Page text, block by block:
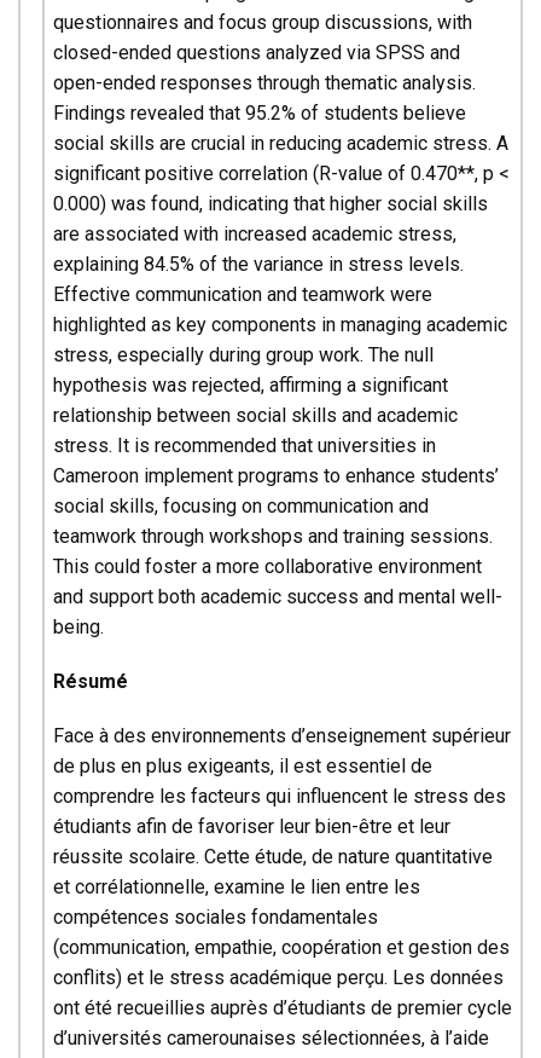
questionnaires and focus group discussions, with
closed-ended questions analyzed via SPSS and
open-ended responses through thematic analysis.
Findings revealed that 95.2% of students believe
social skills are crucial in reducing academic stress. A
significant positive correlation (R-value of 0.470**, p <
0.000) was found, indicating that higher social skills
are associated with increased academic stress,
explaining 84.5% of the variance in stress levels.
Effective communication and teamwork were
highlighted as key components in managing academic
stress, especially during group work. The null
hypothesis was rejected, affirming a significant
relationship between social skills and academic
stress. It is recommended that universities in
Cameroon implement programs to enhance students’
social skills, focusing on communication and
teamwork through workshops and training sessions.
This could foster a more collaborative environment
and support both academic success and mental well-
being.
Résumé
Face à des environnements d’enseignement supérieur
de plus en plus exigeants, il est essentiel de
comprendre les facteurs qui influencent le stress des
étudiants afin de favoriser leur bien-être et leur
réussite scolaire. Cette étude, de nature quantitative
et corrélationnelle, examine le lien entre les
compétences sociales fondamentales
(communication, empathie, coopération et gestion des
conflits) et le stress académique perçu. Les données
ont été recueillies auprès d’étudiants de premier cycle
d’universités camerounaises sélectionnées, à l’aide